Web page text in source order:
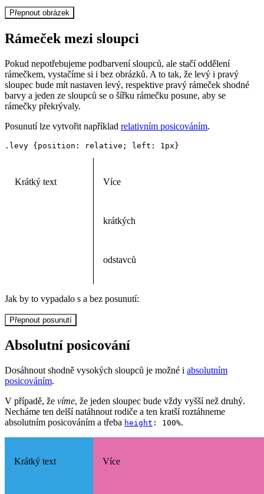
Přepnout obrázek
Rámeček mezi sloupci
Pokud nepotřebujeme podbarvení sloupců, ale stačí oddělení
rámečkem, vystačíme si i bez obrázků. A to tak, že levý i pravý
sloupec bude mít nastaven levý, respektive pravý rámeček shodné
barvy a jeden ze sloupců se o šířku rámečku posune, aby se
rámečky překrývaly.
Posunutí lze vytvořit například relativním posicováním.
.levy {position: relative; left: 1px}
Krátký text Více
krátkých
odstavců
Jak by to vypadalo s a bez posunutí:
Přepnout posunutí
Absolutní posicování
Dosáhnout shodně vysokých sloupců je možné i absolutním
posicováním.
V případě, že víme, že jeden sloupec bude vždy vyšší než druhý.
Necháme ten delší natáhnout rodiče a ten kratší roztáhneme
absolutním posicováním a třeba height : 100%.
Krátký text Více